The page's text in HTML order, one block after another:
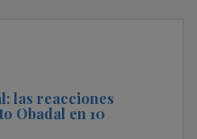
las reacciones
Obadal en 10